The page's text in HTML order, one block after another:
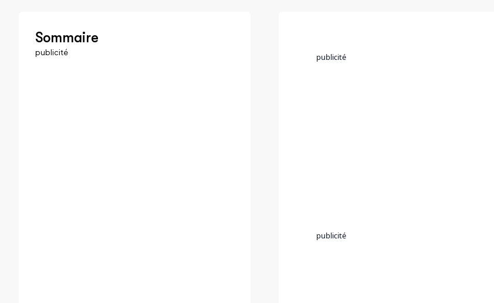
Sommaire
publicité publicité
publicité